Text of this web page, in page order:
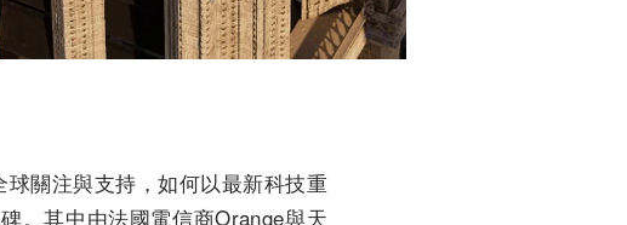
關注與支持，如何以最新科技重
。其中由法國電信商Orange與天